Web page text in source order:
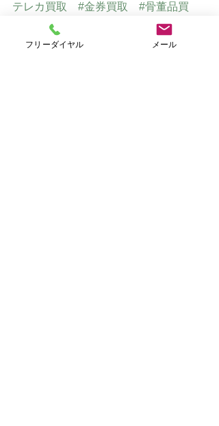
テレカ買取
#金券買取
#骨董品買
#美術品買取
フリーダイヤル メール